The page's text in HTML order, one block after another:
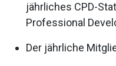
jährliches CPD-
Professional
Der jährliche